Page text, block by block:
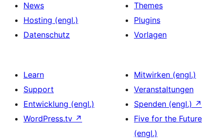
News
Hosting (engl.)
Datenschutz
Themes
Plugins
Vorlagen
Learn
Support
Entwicklung (engl.)
WordPress.tv ↗
Mitwirken (engl.)
Veranstaltungen
Spenden (engl.) ↗
Five for the Future
(engl.)